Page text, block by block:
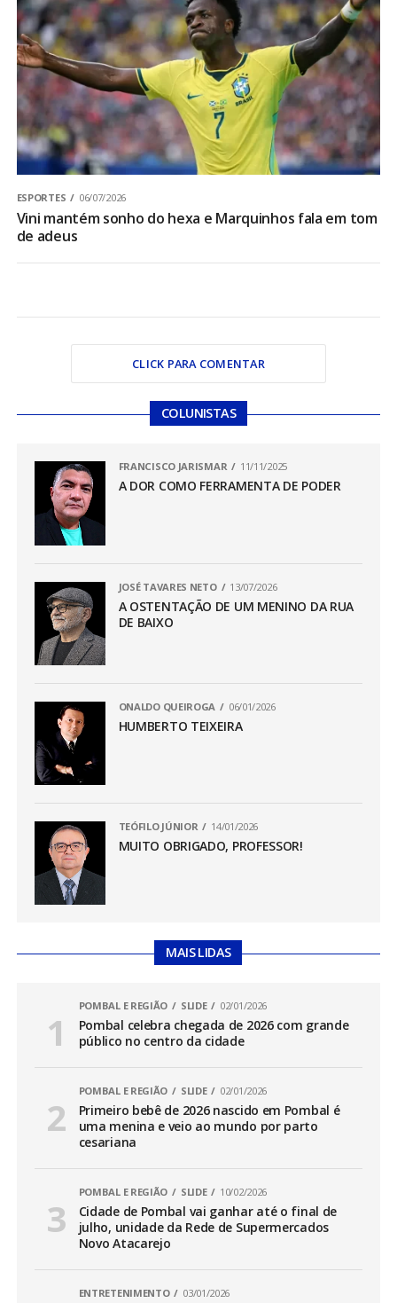
ESPORTES 06/07/2026
Vini mantém sonho do hexa e Marquinhos fala em tom
de adeus
CLICK PARA COMENTAR
COLUNISTAS
FRANCISCO JARISMAR 11/11/2025
A DOR COMO FERRAMENTA DE PODER
JOSÉ TAVARES NETO 13/07/2026
A OSTENTAÇÃO DE UM MENINO DA RUA
DE BAIXO
ONALDO QUEIROGA 06/01/2026
HUMBERTO TEIXEIRA
TEÓFILO JÚNIOR 14/01/2026
MUITO OBRIGADO, PROFESSOR!
MAIS LIDAS
POMBAL E REGIÃO SLIDE 02/01/2026
Pombal celebra chegada de 2026 com grande
público no centro da cidade
POMBAL E REGIÃO SLIDE 02/01/2026
Primeiro bebê de 2026 nascido em Pombal é
uma menina e veio ao mundo por parto
cesariana
POMBAL E REGIÃO SLIDE 10/02/2026
Cidade de Pombal vai ganhar até o final de
julho, unidade da Rede de Supermercados
Novo Atacarejo
ENTRETENIMENTO 03/01/2026